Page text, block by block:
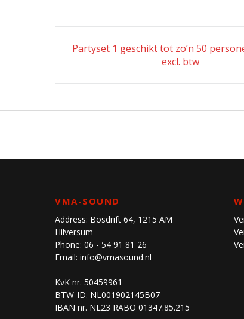
Post
navigation
Partyset 1 geschikt tot zo’n 50
excl. btw
VMA-SOUND
Address: Bosdrift 64, 1215 AM
Hilversum
Phone: 06 - 54 91 81 26
Email: info@vmasound.nl
KvK nr. 50459961
BTW-ID. NL001902145B07
IBAN nr. NL23 RABO 01347.85.215